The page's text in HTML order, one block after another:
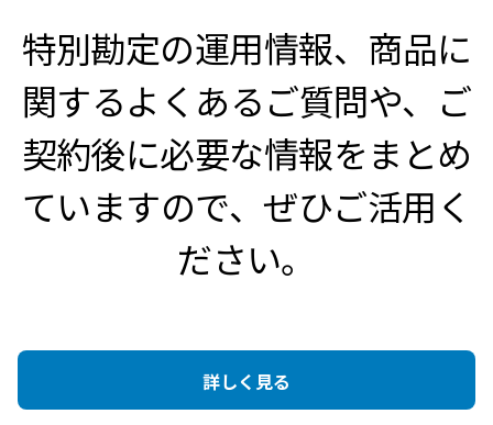
特別勘定の運用情報、商品に
関するよくあるご質問や、ご
契約後に必要な情報をまとめ
ていますので、ぜひご活用く
ださい。
詳しく見る